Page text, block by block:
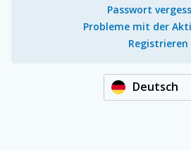
Passwort
Probleme mit der
Registrieren
Deutsch